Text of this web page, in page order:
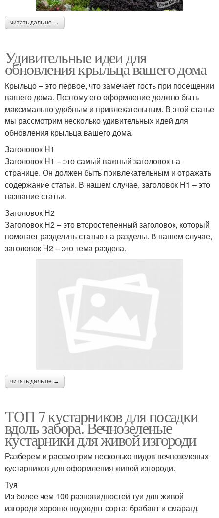
читать дальше →
Удивительные идеи для
обновления крыльца вашего дома
Крыльцо – это первое, что замечает гость при посещении
вашего дома. Поэтому его оформление должно быть
максимально удобным и привлекательным. В этой статье
мы рассмотрим несколько удивительных идей для
обновления крыльца вашего дома.
Заголовок H1
Заголовок H1 – это самый важный заголовок на
странице. Он должен быть привлекательным и отражать
содержание статьи. В нашем случае, заголовок H1 – это
название статьи.
Заголовок H2
Заголовок H2 – это второстепенный заголовок, который
помогает разделить статью на разделы. В нашем случае,
заголовок H2 – это тема раздела.
читать дальше →
ТОП 7 кустарников для посадки
вдоль забора. Вечнозеленые
кустарники для живой изгороди
Разберем и рассмотрим несколько видов вечнозеленых
кустарников для оформления живой изгороди.
Туя
Из более чем 100 разновидностей туи для живой
изгороди хорошо подходят сорта: брабант и смарагд.